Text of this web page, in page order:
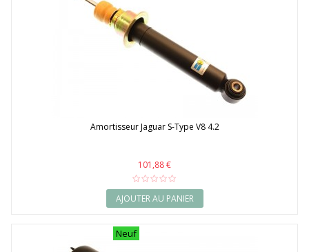
Amortisseur Jaguar S-Type V8 4.2
101,88 €
AJOUTER AU PANIER
Neuf